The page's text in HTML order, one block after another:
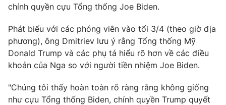
Thị trường
Tư vấn
Lịch phát sóng
Chuyên mục khác
Emagazine Podcast
Photo Infographic
chính quyền cựu Tổng thống Joe Biden.
Phát biểu với các phóng viên vào tối 3/4 (theo giờ địa
phương), ông Dmitriev lưu ý rằng Tổng thống Mỹ
Donald Trump và các phụ tá hiểu rõ hơn về các điều
khoản của Nga so với người tiền nhiệm Joe Biden.
"Chúng tôi thấy hoàn toàn rõ ràng rằng không giống
như cựu Tổng thống Biden, chính quyền Trump quyết